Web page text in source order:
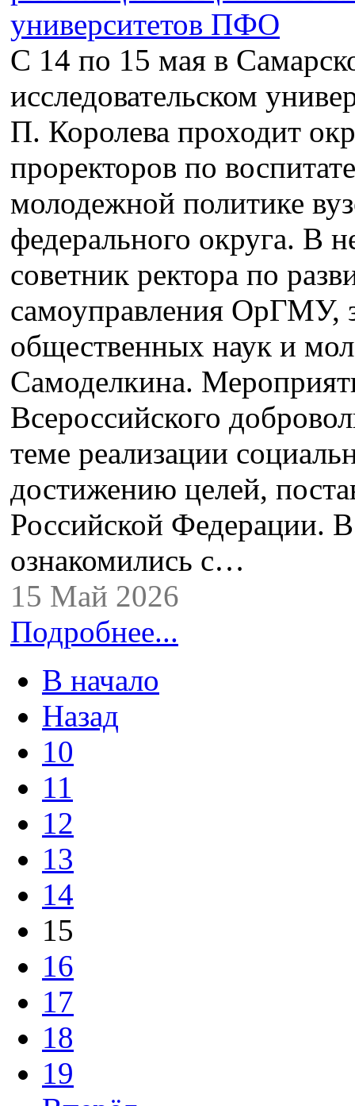
С 14 по 15 мая в
исследовательском
П. Королева проходит
проректоров по
молодежной политике
федерального округа. В
советник ректора по
самоуправления ОрГМУ,
общественных наук и
Самоделкина.
Всероссийского
теме реализации
достижению целей,
Российской Федерации.
ознакомились с…
15 Май 2026
Подробнее...
В начало
Назад
10
11
12
13
14
15
16
17
18
19